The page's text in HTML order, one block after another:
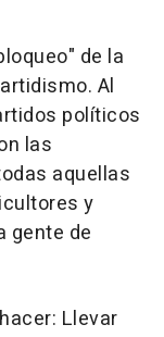
de la
Al
políticos
las
aquellas
y
gente de
Llevar